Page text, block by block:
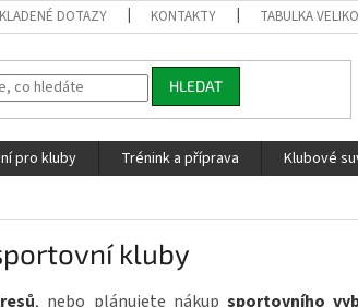
DOTAZY KONTAKTY TABULKA
HLEDAT
pro kluby Trénink a příprava Klubové
kluby
, nebo plánujete nákupsportovního